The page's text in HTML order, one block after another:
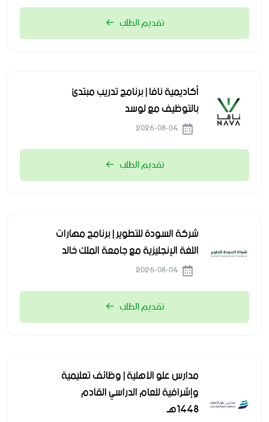
تقديم الطلب
أكاديمية نافا | برنامج تدريب مبتدئ
بالتوظيف مع لوسد
تقديم الطلب
شركة السودة للتطوير | برنامج مهارات
اللغة الإنجليزية مع جامعة الملك خالد
تقديم الطلب
مدارس علو الأهلية | وظائف تعليمية
وإشرافية للعام الدراسي القادم
1448هـ